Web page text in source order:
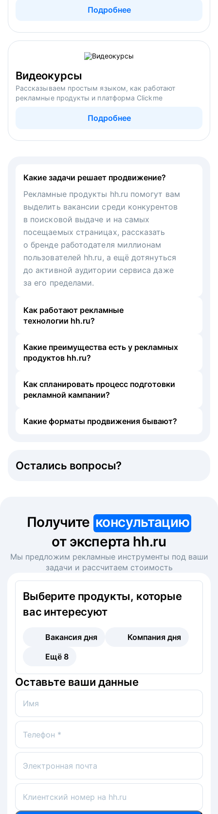
Подробнее
Видеокурсы
Рассказываем простым языком, как работают
рекламные продукты и платформа Clickme
Подробнее
Какие задачи решает продвижение?
Рекламные продукты hh.ru помогут вам
выделить вакансии среди конкурентов
в поисковой выдаче и на самых
посещаемых страницах, рассказать
о бренде работодателя миллионам
пользователей hh.ru, а ещё дотянуться
до активной аудитории сервиса даже
за его пределами.
Как работают рекламные
технологии hh.ru?
Какие преимущества есть у рекламных
продуктов hh.ru?
Как спланировать процесс подготовки
рекламной кампании?
Какие форматы продвижения бывают?
Остались вопросы?
Получите консультацию
от эксперта hh.ru
Мы предложим рекламные инструменты под ваши
задачи и рассчитаем стоимость
Выберите продукты, которые
вас интересуют
Вакансия дня
Компания дня
Ещё 8
Оставьте ваши данные
Имя
Телефон *
Электронная почта
Клиентский номер на hh.ru